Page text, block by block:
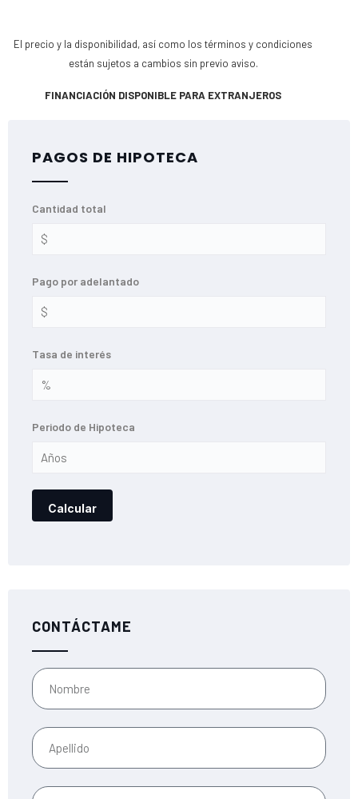
El precio y la disponibilidad, así como los términos y condiciones
están sujetos a cambios sin previo aviso.
FINANCIACIÓN DISPONIBLE PARA EXTRANJEROS
PAGOS DE HIPOTECA
Cantidad total
Pago por adelantado
Tasa de interés
Periodo de Hipoteca
CONTÁCTAME